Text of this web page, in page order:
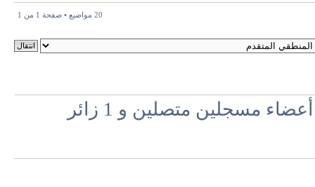
20 مواضيع • صفحة 1 من 1
مسجلين متصلين و 1 زائر